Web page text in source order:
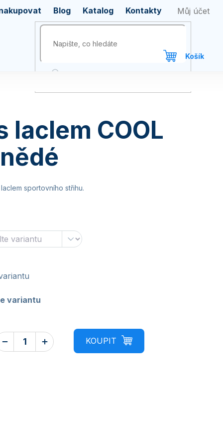
Blog Katalog Kontakty
laclem COOL
sportovního střihu.
variantu